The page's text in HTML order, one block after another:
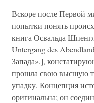
Вскоре после Первой
попытки понять
книга Освальда
Untergang des
Запада».],
прошла свою высшую
упадку. Концепция
оригинальна; он